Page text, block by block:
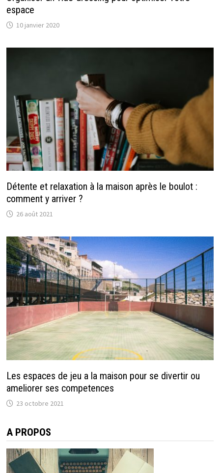
espace
10 janvier 2020
Détente et relaxation à la maison après le boulot :
comment y arriver ?
26 août 2021
Les espaces de jeu a la maison pour se divertir ou
ameliorer ses competences
23 octobre 2021
A PROPOS